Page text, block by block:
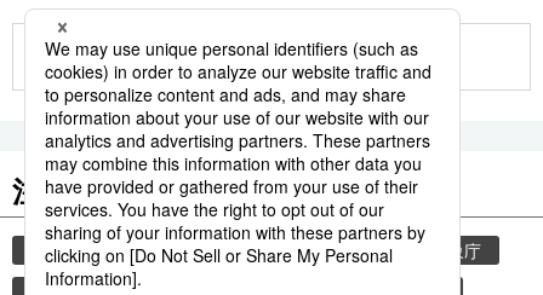
もっと見る
注目のキーワード
共同通信ニュース 気象・災害 災害
気象庁